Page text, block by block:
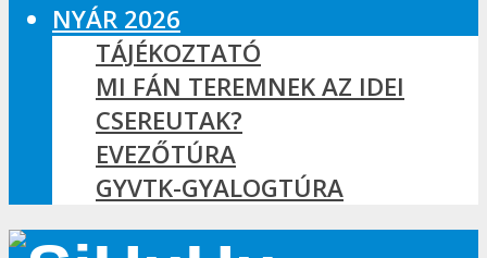
NYÁR 2026
TÁJÉKOZTATÓ
MI FÁN TEREMNEK AZ IDEI
CSEREUTAK?
EVEZŐTÚRA
GYVTK-GYALOGTÚRA